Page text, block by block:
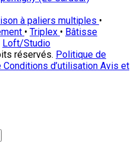
à paliers multiples •
• Triplex • Bâtisse
Loft/Studio
réservés. Politique de
Conditions d’utilisation Avis et